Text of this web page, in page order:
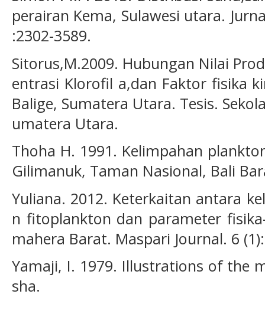
perairan Kema, Sulawesi utara.
:2302-3589.
Sitorus,M.2009. Hubungan Nilai
entrasi Klorofil a,dan Faktor fisika
Balige, Sumatera Utara. Tesis.
umatera Utara.
Thoha H. 1991. Kelimpahan
Gilimanuk, Taman Nasional, Bali
Yuliana. 2012. Keterkaitan antara
n fitoplankton dan parameter
mahera Barat. Maspari Journal. 6
Yamaji, I. 1979. Illustrations of the
sha.